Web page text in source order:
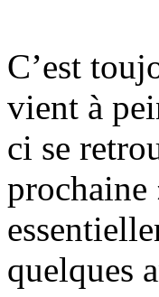
C’est
vient à
ci se
prochaine
quelques